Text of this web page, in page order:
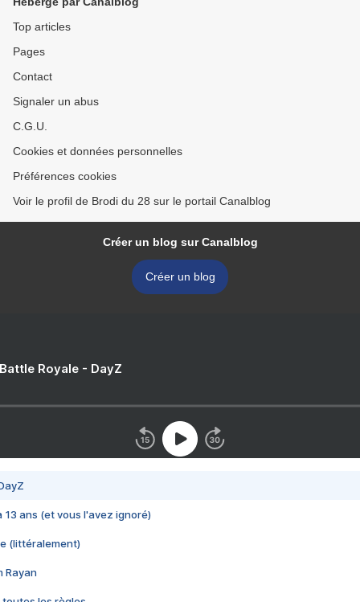
Top articles
Pages
Contact
Signaler un abus
C.G.U.
Cookies et données personnelles
Préférences cookies
Voir le profil de Brodi du 28 sur le portail Canalblog
Créer un blog sur Canalblog
Créer un blog
Royale - DayZ
13 ans (et vous l'avez ignoré)
(littéralement)
Rayan